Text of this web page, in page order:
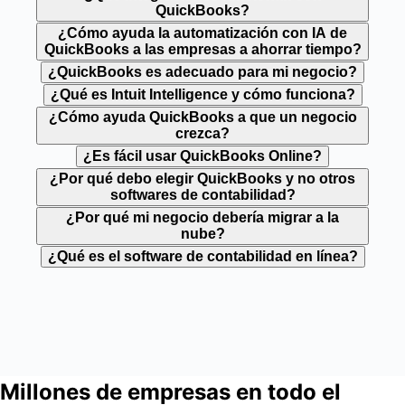
Consultas limitadas
Delega tareas a la IA
BETA
Seguimiento de inventario
Rentabilidad del proyecto
Seguimiento de clases y ubicaciones
Mide qué productos, servicios y ubicaciones generan
mayor cantidad de ingresos para tu negocio, y cuáles
se pueden optimizar para que rindan más.
Impulsa la eficiencia y la rentabilidad
Todo en Plus, y también:
QuickBooks?
¿Cómo ayuda la automatización con IA de
QuickBooks a las empresas a ahorrar tiempo?
¿QuickBooks es adecuado para mi negocio?
¿Qué es Intuit Intelligence y cómo funciona?
¿Cómo ayuda QuickBooks a que un negocio
crezca?
¿Es fácil usar QuickBooks Online?
¿Por qué debo elegir QuickBooks y no otros
softwares de contabilidad?
¿Por qué mi negocio debería migrar a la
nube?
¿Qué es el software de contabilidad en línea?
Millones de empresas en todo el